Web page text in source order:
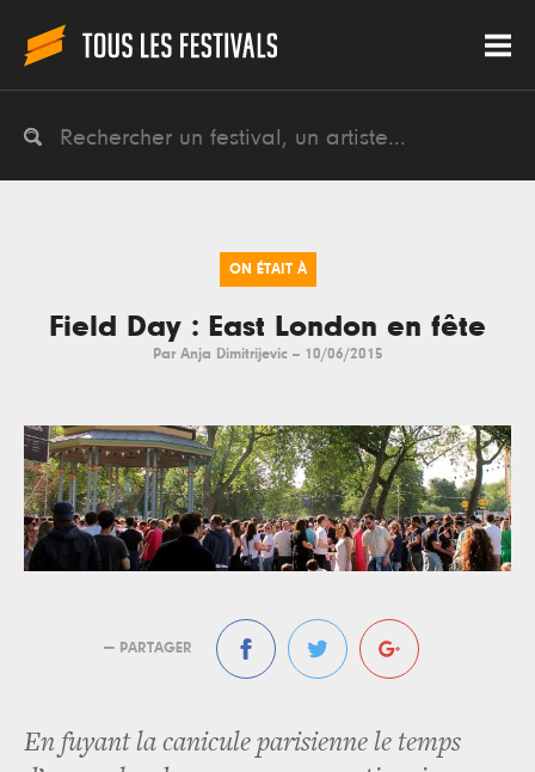
ON ÉTAIT À
Field Day : East London en fête
Par Anja Dimitrijevic -- 10/06/2015
— PARTAGER
En fuyant la canicule parisienne le temps